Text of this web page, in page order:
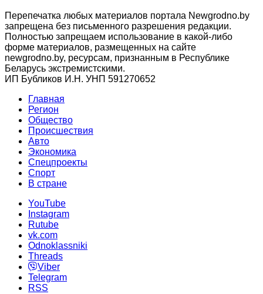
Перепечатка любых материалов портала Newgrodno.by
запрещена без письменного разрешения редакции.
Полностью запрещаем использование в какой-либо
форме материалов, размещенных на сайте
newgrodno.by, ресурсам, признанным в Республике
Беларусь экстремистскими.
ИП Бубликов И.Н. УНП 591270652
Главная
Регион
Общество
Происшествия
Авто
Экономика
Спецпроекты
Cпорт
В стране
YouTube
Instagram
Rutube
vk.com
Odnoklassniki
Threads
Viber
Telegram
RSS